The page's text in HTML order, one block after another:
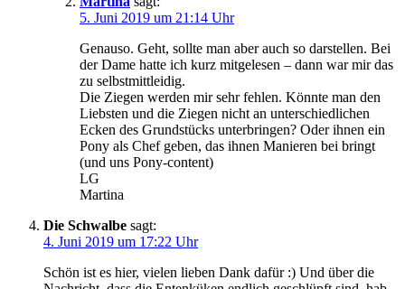
5. Juni 2019 um 21:14 Uhr
Genauso. Geht, sollte man aber auch so darstellen. Bei
der Dame hatte ich kurz mitgelesen – dann war mir das
zu selbstmittleidig.
Die Ziegen werden mir sehr fehlen. Könnte man den
Liebsten und die Ziegen nicht an unterschiedlichen
Ecken des Grundstücks unterbringen? Oder ihnen ein
Pony als Chef geben, das ihnen Manieren bei bringt
(und uns Pony-content)
LG
Martina
Die Schwalbe sagt:
4. Juni 2019 um 17:22 Uhr
Schön ist es hier, vielen lieben Dank dafür :) Und über die